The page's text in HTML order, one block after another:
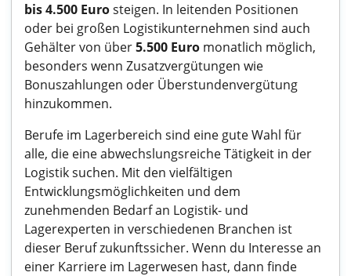
bis 4.500 Eurosteigen. In leitenden Positionen
oder bei großen Logistikunternehmen sind auch
Gehälter von über5.500 Euro monatlich möglich,
besonders wenn Zusatzvergütungen wie
Bonuszahlungen oder Überstundenvergütung
hinzukommen.
Berufe im Lagerbereich sind eine gute Wahl für
alle, die eine abwechslungsreiche Tätigkeit in der
Logistik suchen. Mit den vielfältigen
Entwicklungsmöglichkeiten und dem
zunehmenden Bedarf an Logistik- und
Lagerexperten in verschiedenen Branchen ist
dieser Beruf zukunftssicher. Wenn du Interesse an
einer Karriere im Lagerwesen hast, dann finde